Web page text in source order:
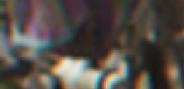
“Mijn vrienden en ik doen bijna niets
komt door Twitter.”
Jongen, bovenbouw middelbare school.
Inkomsten dalen licht; minder geld aan